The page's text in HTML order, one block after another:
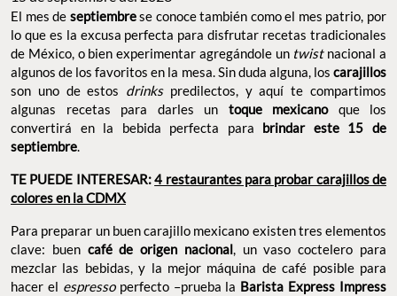
El mes de septiembrese conoce también como el mes patrio, por
lo que es la excusa perfecta para disfrutar recetas tradicionales
de México, o bien experimentar agregándole un twist nacional a
algunos de los favoritos en la mesa. Sin duda alguna, los carajillos
son uno de estos drinks predilectos, y aquí te compartimos
algunas recetas para darles un toque mexicanoque los
convertirá en la bebida perfecta para brindar este 15 de
septiembre.
TE PUEDE INTERESAR:4 restaurantes para probar carajillos de
colores en la CDMX
Para preparar un buen carajillo mexicano existen tres elementos
clave: buen café de origen nacional, un vaso coctelero para
mezclar las bebidas, y la mejor máquina de café posible para
hacer el espresso perfecto –prueba la Barista Express Impress